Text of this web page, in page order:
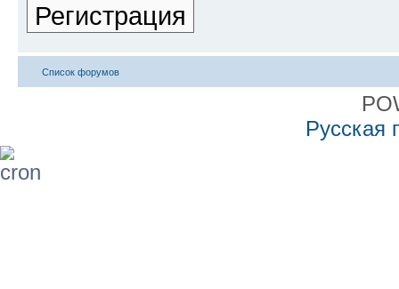
Регистрация
Список форумов
Русская